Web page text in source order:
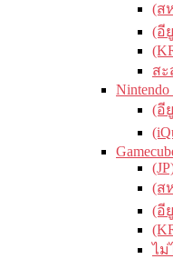
(ส
(อี
สะ
Nintendo
(อี
(ส
(อี
ไม่